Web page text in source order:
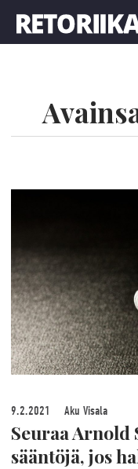
9.2.2021 Aku Visala
Seuraa
sääntöjä, jos